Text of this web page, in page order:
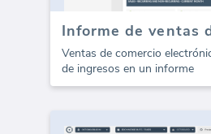
Ventas de comercio
de ingresos en un informe